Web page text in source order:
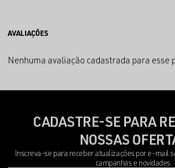
Nenhuma avaliação cadastrada para esse
CADASTRE-SE PARA
NOSSAS
Inscreva-se para receber atualizações por e-mail
campanhas e novidades.